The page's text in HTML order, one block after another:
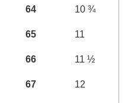
64 10 ¾
65 11
66 11 ½
67 12